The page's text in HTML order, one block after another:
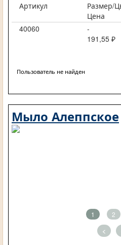
Артикул
Размер/
Цена
40060
-
191,55 ₽
Пользователь не найден
Мыло Алеппское
1 2
<